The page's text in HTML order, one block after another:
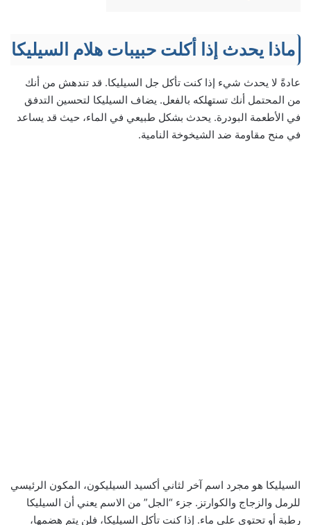
ماذا يحدث إذا أكلت حبيبات هلام السيليكا
عادةً لا يحدث شيء إذا كنت تأكل جل السيليكا. قد تندهش من أنك
من المحتمل أنك تستهلكه بالفعل. يضاف السيليكا لتحسين التدفق
في الأطعمة البودرة. يحدث بشكل طبيعي في الماء، حيث قد يساعد
في منح مقاومة ضد الشيخوخة النامية.
السيليكا هو مجرد اسم آخر لثاني أكسيد السيليكون، المكون الرئيسي
للرمل والزجاج والكوارتز. جزء “الجل” من الاسم يعني أن السيليكا
رطبة أو تحتوي على ماء. إذا كنت تأكل السيليكا، فلن يتم هضمها،